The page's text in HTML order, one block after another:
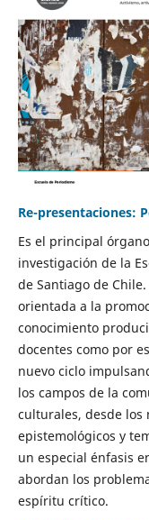
Re-presentaciones:
Es el principal
investigación de la
de Santiago de
orientada a la
conocimiento
docentes como por
nuevo ciclo
los campos de la
culturales, desde los
epistemológicos y
un especial énfasis
abordan los
espíritu crítico.